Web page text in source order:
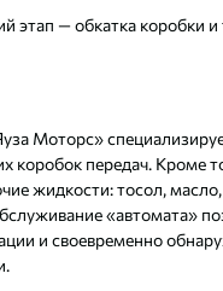
этап — обкатка коробки и
Моторс»
коробок передач. Кроме
жидкости: тосол,
«автомата»
и своевременно